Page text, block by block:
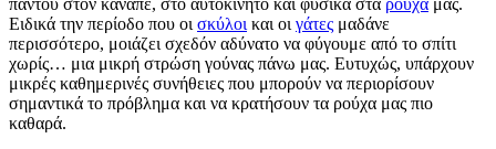
Ειδικά την περίοδο που οι σκύλοι και οι γάτες μαδάνε
περισσότερο, μοιάζει σχεδόν αδύνατο να φύγουμε από το σπίτι
χωρίς… μια μικρή στρώση γούνας πάνω μας. Ευτυχώς, υπάρχουν
μικρές καθημερινές συνήθειες που μπορούν να περιορίσουν
σημαντικά το πρόβλημα και να κρατήσουν τα ρούχα μας πιο
καθαρά.